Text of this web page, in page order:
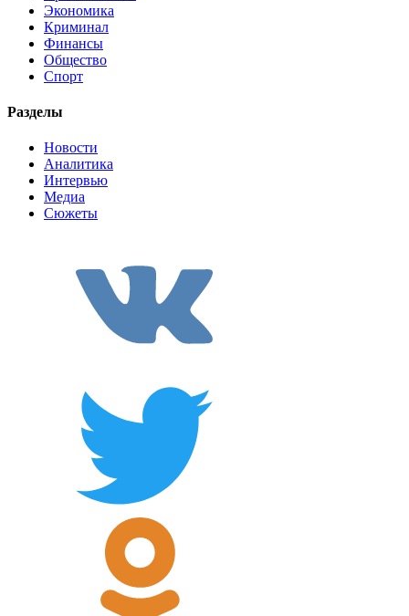
Экономика
Криминал
Финансы
Общество
Спорт
Разделы
Новости
Аналитика
Интервью
Медиа
Сюжеты